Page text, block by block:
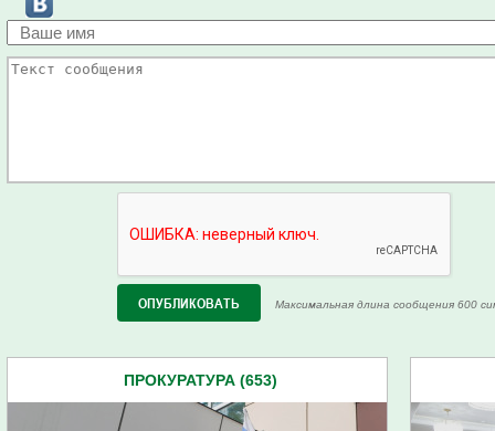
Максимальная длина сообщения 600
ПРОКУРАТУРА (653)